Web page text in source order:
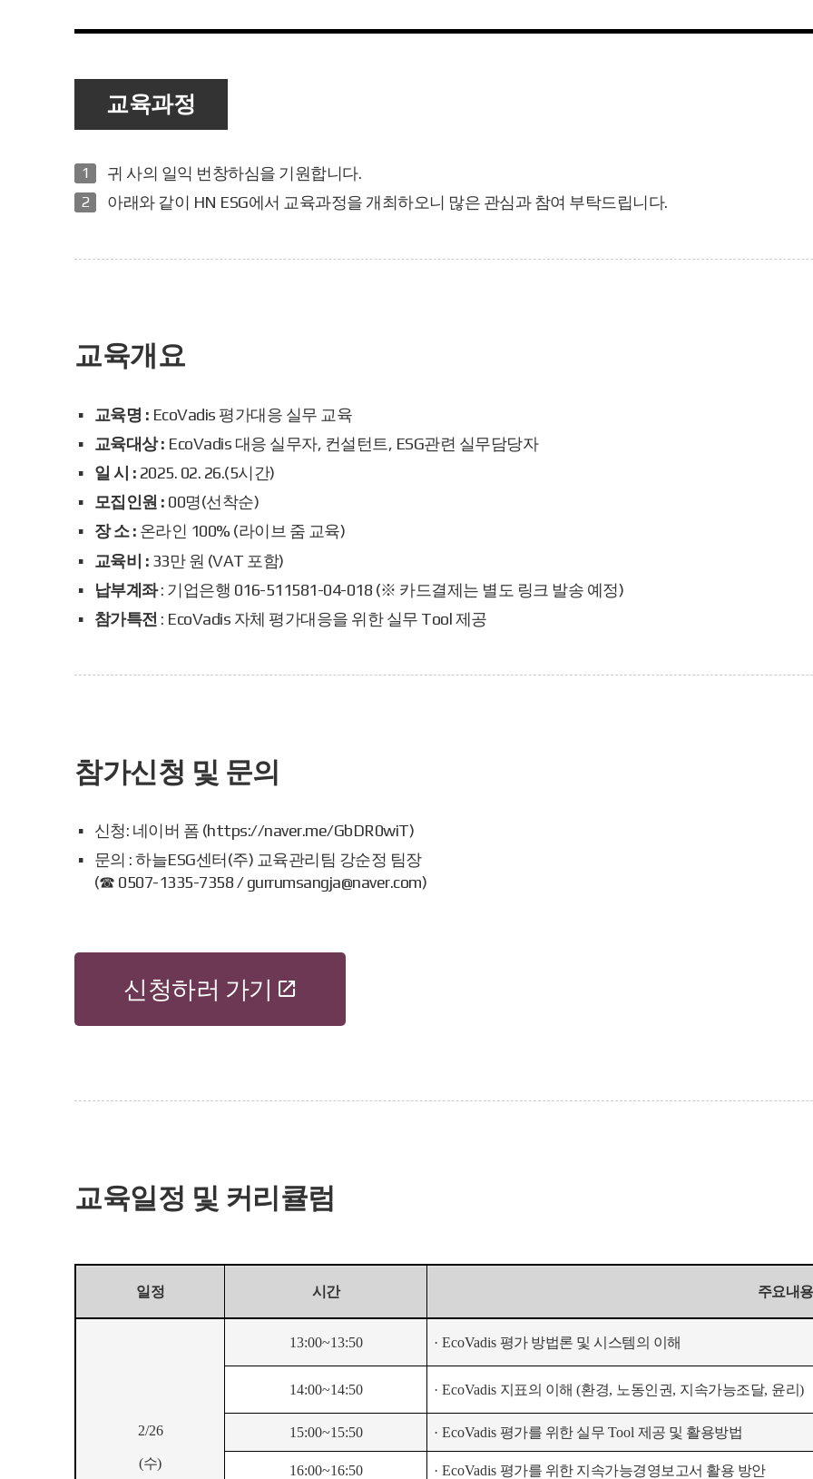
교육과정
귀 사의 일익 번창하심을 기원합니다.
아래와 같이 HN ESG에서 교육과정을 개최하오니 많은 관심과 참여 부탁드립니다.
교육개요
교육명 : EcoVadis 평가대응 실무 교육
교육대상 : EcoVadis 대응 실무자, 컨설턴트, ESG관련 실무담당자
일 시 : 2025. 02. 26.(5시간)
모집인원 : 00명(선착순)
장 소 : 온라인 100% (라이브 줌 교육)
교육비 : 33만 원 (VAT 포함)
납부계좌: 기업은행 016-511581-04-018 (※ 카드결제는 별도 링크 발송 예정)
참가특전 : EcoVadis 자체 평가대응을 위한 실무 Tool 제공
참가신청 및 문의
신청: 네이버 폼 (https://naver.me/GbDR0wiT)
문의 : 하늘ESG센터(주) 교육관리팀 강순정 팀장
(☎ 0507-1335-7358 / gurrumsangja@naver.com)
신청하러 가기
교육일정 및 커리큘럼
일정 시간 주요내용
2/26
(수)
13:00~13:50 · EcoVadis 평가 방법론 및 시스템의 이해
14:00~14:50 · EcoVadis 지표의 이해(환경, 노동인권, 지속가능조달, 윤리)
15:00~15:50 · EcoVadis 평가를 위한 실무 Tool 제공 및 활용방법
16:00~16:50 · EcoVadis 평가를 위한 지속가능경영보고서 활용 방안